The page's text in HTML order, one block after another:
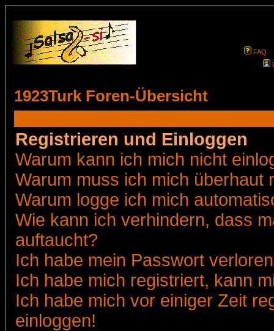
FAQ
1923Turk Foren-Übersicht
Registrieren und Einloggen
Warum kann ich mich nicht
Warum muss ich mich überhaut
Warum logge ich mich
Wie kann ich verhindern, dass
auftaucht?
Ich habe mein Passwort
Ich habe mich registriert, kann
Ich habe mich vor einiger Zeit
einloggen!